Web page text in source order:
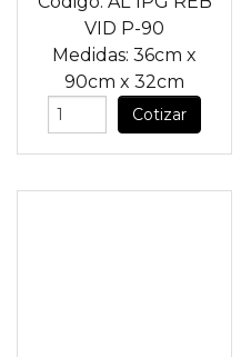
VID P-90
Medidas: 36cm x
90cm x 32cm
Cotizar